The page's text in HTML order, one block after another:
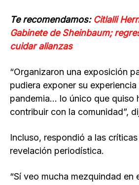
Te recomendamos: Citlalli
Gabinete de Sheinbaum;
cuidar alianzas
“Organizaron una exposición
pudiera exponer su experiencia
pandemia… lo único que quiso
contribuir con la comunidad”,
Incluso, respondió a las
revelación periodística.
“Sí veo mucha mezquindad en